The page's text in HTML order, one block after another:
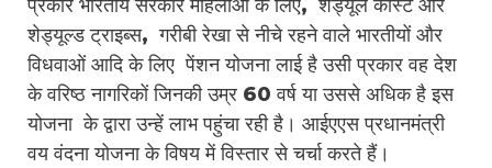
प्रकार भारतीय सरकार महिलाओं के लिए, शेड्यूल कास्ट और
शेड्यूल्ड ट्राइब्स, गरीबी रेखा से नीचे रहने वाले भारतीयों और
विधवाओं आदि के लिए पेंशन योजना लाई है उसी प्रकार वह देश
के वरिष्ठ नागरिकों जिनकी उम्र 60 वर्ष या उससे अधिक है इस
योजना के द्वारा उन्हें लाभ पहुंचा रही है। आईएएस प्रधानमंत्री
वय वंदना योजना के विषय में विस्तार से चर्चा करते हैं।